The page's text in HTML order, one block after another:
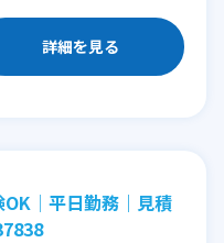
詳細を見る
平日勤務｜見積